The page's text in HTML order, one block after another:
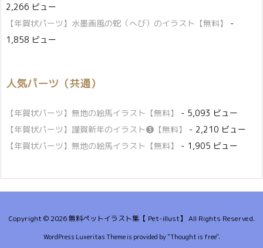
2,266 ビュー
【年賀状パーツ】水墨画風の蛇（へび）のイラスト【無料】
-
1,858 ビュー
人気パーツ（共通）
【年賀状パーツ】無地の絵馬イラスト【無料】
- 5,093 ビュー
【年賀状パーツ】謹賀新年のイラスト❸【無料】
- 2,210 ビュー
【年賀状パーツ】無地の絵馬イラスト【無料】
- 1,905 ビュー
Copyright ©2026 無料ペットイラスト集【 Pet-illust】 All Rights Reserved.
WordPress Luxeritas Theme is provided by "Thought is free".